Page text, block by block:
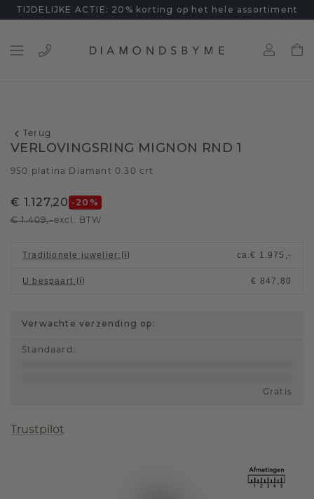
TIJDELIJKE ACTIE: 20% korting op het hele assortiment
Terug
VERLOVINGSRING MIGNON RND 1
950 platina Diamant 0.30 crt
€ 1.127,20 -20 %
€ 1.409,-excl. BTW
Traditionele juwelier: ca.€ 1.975,-
U bespaart: € 847,80
Verwachte verzending op:
Standaard :
Gratis
Trustpilot